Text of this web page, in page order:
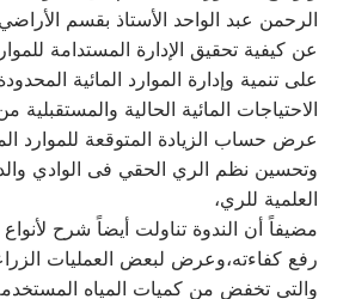
الرحمن عبد الواحد الأستاذ بقسم
عن كيفية تحقيق الإدارة المستدامة
على تنمية وإدارة الموارد المائية
الاحتياجات المائية الحالية
عرض حساب الزيادة المتوقعة للموارد
وتحسين نظم الري الحقي فى الوادي
العلمية للري،
مضيفاً أن الندوة تناولت أيضاً شرح
رفع كفاءته،وعرض لبعض العمليات
والتى تخفض من كميات المياه